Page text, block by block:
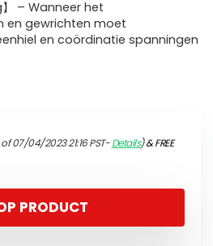
– Wanneer het
en gewrichten moet
en coördinatie spanningen
07/04/2023 21:16 PST-Details)&FREE
PRODUCT